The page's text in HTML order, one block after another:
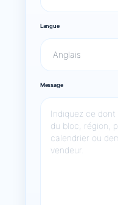
Langue
Message